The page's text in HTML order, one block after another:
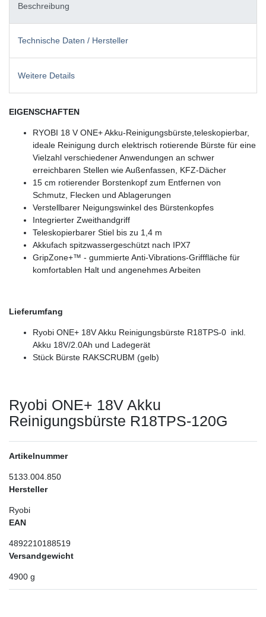
Beschreibung
Technische Daten / Hersteller
Weitere Details
EIGENSCHAFTEN
RYOBI 18 V ONE+ Akku-Reinigungsbürste,teleskopierbar,
ideale Reinigung durch elektrisch rotierende Bürste für eine
Vielzahl verschiedener Anwendungen an schwer
erreichbaren Stellen wie Außenfassen, KFZ-Dächer
15 cm rotierender Borstenkopf zum Entfernen von
Schmutz, Flecken und Ablagerungen
Verstellbarer Neigungswinkel des Bürstenkopfes
Integrierter Zweithandgriff
Teleskopierbarer Stiel bis zu 1,4 m
Akkufach spitzwassergeschützt nach IPX7
GripZone+™ - gummierte Anti-Vibrations-Grifffläche für
komfortablen Halt und angenehmes Arbeiten
Lieferumfang
Ryobi ONE+ 18V Akku Reinigungsbürste R18TPS-0 inkl.
Akku 18V/2.0Ah und Ladegerät
Stück Bürste RAKSCRUBM (gelb)
Ryobi ONE+ 18V Akku
Reinigungsbürste R18TPS-120G
Artikelnummer
5133.004.850
Hersteller
Ryobi
EAN
4892210188519
Versandgewicht
4900 g